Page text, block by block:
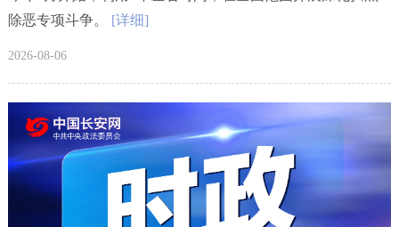
除恶专项斗争。 [详细]
2026-08-06